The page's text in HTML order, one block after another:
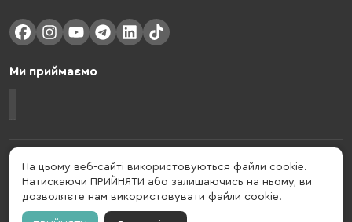
Ми приймаємо
Gelius - український бренд, який активно розвивається у сфері смарт
гаджетів та мобільних аксесуарів. Бренд заснований в 2013 році. Gelius
- це набагато більше ніж просто бренд, це стиль життя, який об'єднує в
собі драйв, радість, швидкість, новації і практичність.
На цьому веб-сайті використовуються файли cookie.
Натискаючи ПРИЙНЯТИ або залишаючись на ньому, ви
дозволяєте нам використовувати файли cookie.